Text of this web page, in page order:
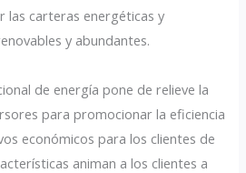
las carteras energéticas y
y abundantes.
de energía pone de relieve la
para promocionar la eficiencia
económicos para los clientes de
animan a los clientes a